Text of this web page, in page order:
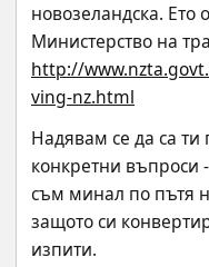
новозеландска. Ето
Министерство на
http://
ving-nz.html
Надявам се да са
конкретни въпроси
съм минал по пътя
защото си
изпити.